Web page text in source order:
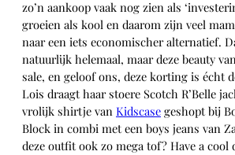
zo’n aankoop vaak nog zien als
groeien als kool en daarom zijn veel
naar een iets economischer alternatief.
natuurlijk helemaal, maar deze beauty
sale, en geloof ons, deze korting is écht
Lois draagt haar stoere Scotch R’Belle
vrolijk shirtje van Kidscase geshopt bij
Block in combi met een boys jeans van
deze outfit ook zo mega tof? Have a cool